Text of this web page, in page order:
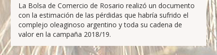
La Bolsa de Comercio de Rosario realizó un documento
con la estimación de las pérdidas que habría sufrido el
complejo oleaginoso argentino y toda su cadena de
valor en la campaña 2018/19.